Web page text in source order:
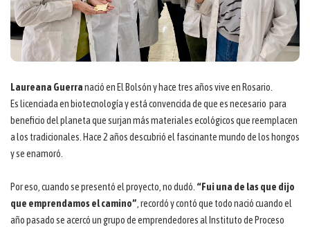
Laureana Guerranació en El Bolsón y hace tres años vive en Rosario.
Es licenciada en biotecnología y está convencida de que es necesario para
beneficio del planeta que surjan más materiales ecológicos que reemplacen
a los tradicionales. Hace 2 años descubrió el fascinante mundo de los hongos
y se enamoró.
Por eso, cuando se presentó el proyecto, no dudó. “Fui una de las que dijo
que emprendamos el camino” , recordó y contó que todo nació cuando el
año pasado se acercó un grupo de emprendedores al Instituto de Proceso